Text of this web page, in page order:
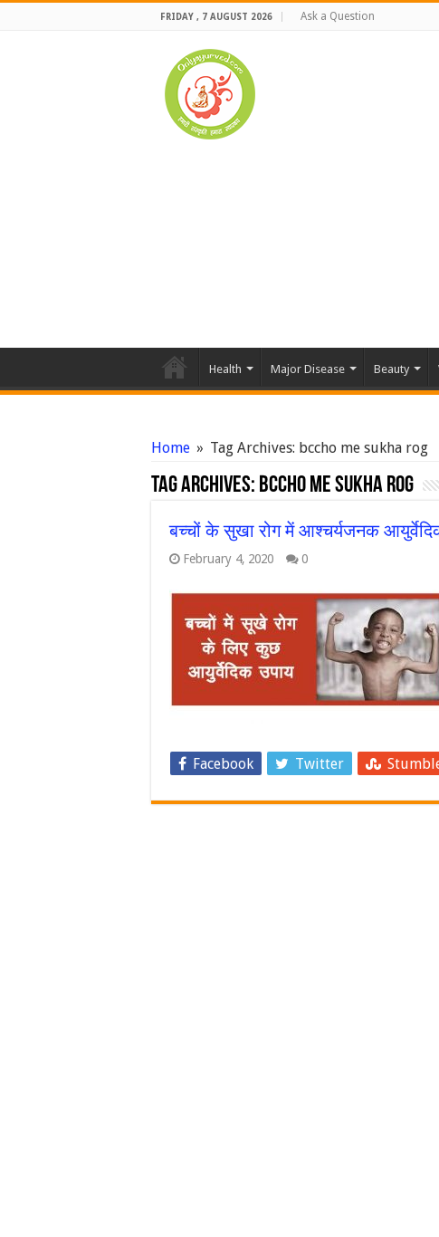
FRIDAY , 7 AUGUST 2026 Ask a Question
Health Major Disease Beauty
Home » Tag Archives: bccho me sukha rog
Tag Archives: bccho me sukha rog
बच्चों के सुखा रोग में आश्चर्यजनक
February 4, 2020 0
Facebook Twitter